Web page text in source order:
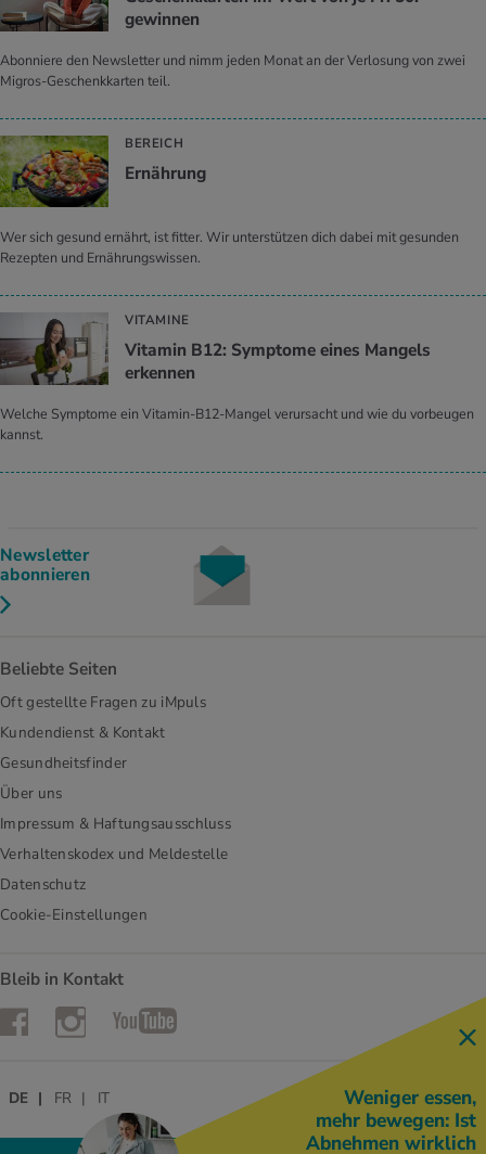
gewinnen
Abonniere den Newsletter und nimm jeden Monat an der Verlosung von zwei
Migros-Geschenkkarten teil.
BEREICH
Ernährung
Wer sich gesund ernährt, ist fitter. Wir unterstützen dich dabei mit gesunden
Rezepten und Ernährungswissen.
VITAMINE
Vitamin B12: Symptome eines Mangels
erkennen
Welche Symptome ein Vitamin-B12-Mangel verursacht und wie du vorbeugen
kannst.
Newsletter
abonnieren
Beliebte Seiten
Oft gestellte Fragen zu iMpuls
Kundendienst & Kontakt
Gesundheitsfinder
Über uns
Impressum & Haftungsausschluss
Verhaltenskodex und Meldestelle
Datenschutz
Cookie-Einstellungen
Bleib in Kontakt
FacebookInstagramYouTube
DE FR IT
Weniger essen,
mehr bewegen: Ist
Abnehmen wirklich